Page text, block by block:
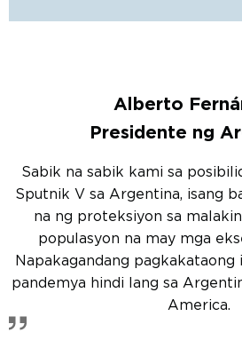
Alberto
Presidente ng
Sabik na sabik kami sa
Sputnik V sa Argentina, isang
na ng proteksiyon sa
populasyon na may mga
Napakagandang pagkakataong
pandemya hindi lang sa
America.